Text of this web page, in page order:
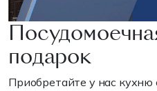
подарок
Приобретайте у нас